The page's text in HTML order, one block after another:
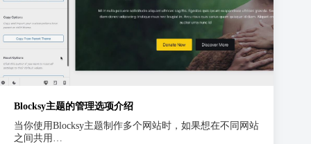
Blocksy主题的管理选项介绍
当你使用Blocksy主题制作多个网站时，如果想在不同网站
之间共用…